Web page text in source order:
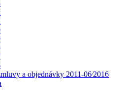
a objednávky 2011-06⁄2016